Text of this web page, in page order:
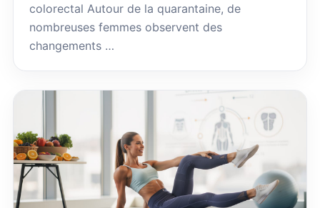
colorectal Autour de la quarantaine, de
nombreuses femmes observent des
changements …